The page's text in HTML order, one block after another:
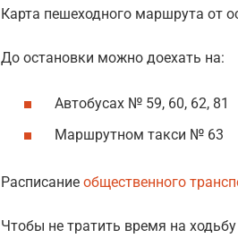
Карта пешеходного маршрута от
До остановки можно доехать на:
Автобусах № 59, 60, 62, 81
Маршрутном такси № 63
Расписание общественного
Чтобы не тратить время на